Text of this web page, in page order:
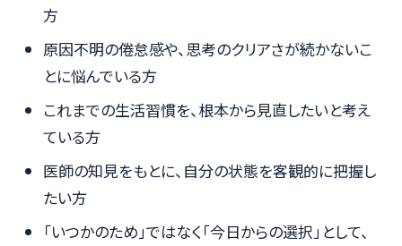
方
原因不明の倦怠感や、思考のクリアさが続かないこ
とに悩んでいる方
これまでの生活習慣を、根本から見直したいと考え
ている方
医師の知見をもとに、自分の状態を客観的に把握し
たい方
「いつかのため」ではなく「今日からの選択」として、